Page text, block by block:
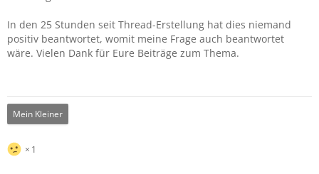
In den 25 Stunden seit Thread-Erstellung hat dies niemand
positiv beantwortet, womit meine Frage auch beantwortet
wäre. Vielen Dank für Eure Beiträge zum Thema.
Mein Kleiner
1